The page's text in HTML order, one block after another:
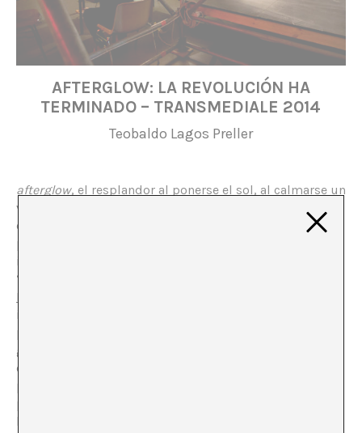
AFTERGLOW: LA REVOLUCIÓN HA
TERMINADO – TRANSMEDIALE 2014
Teobaldo Lagos Preller
afterglow, el resplandor al ponerse el sol, al calmarse un
volcán, al superar el éxtasis en su consumación. La
calma después del exceso: bienestar y vacío desde las
promesas no cumplidas de la sociedad de la
información. Es el lema de esta 27a versión del festival
“
Kulturen der Welt, en Berlín
inofensivo, las tecnologías digitales están
profundamente arraigadas en lo geofísico y lo
geopolítico.
estado ambivalente de lo digital en donde lo que
parece quedar de la revolución digital es una nostalgia
paradójica por la alta tecnología que alguna vez se nos
hubiera prometido”, explica Kristoffer Gansing, director